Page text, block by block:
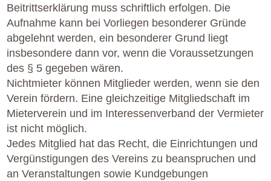
Beitrittserklärung muss schriftlich erfolgen. Die
Aufnahme kann bei Vorliegen besonderer Gründe
abgelehnt werden, ein besonderer Grund liegt
insbesondere dann vor, wenn die Voraussetzungen
des § 5 gegeben wären.
Nichtmieter können Mitglieder werden, wenn sie den
Verein fördern. Eine gleichzeitige Mitgliedschaft im
Mieterverein und im Interessenverband der Vermieter
ist nicht möglich.
Jedes Mitglied hat das Recht, die Einrichtungen und
Vergünstigungen des Vereins zu beanspruchen und
an Veranstaltungen sowie Kundgebungen